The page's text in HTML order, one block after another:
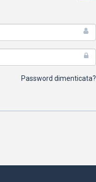
Password dimenticata?